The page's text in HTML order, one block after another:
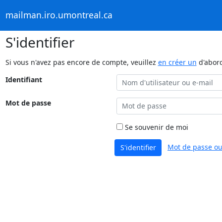
mailman.iro.umontreal.ca
S'identifier
Si vous n'avez pas encore de compte, veuillez en créer un
Identifiant
Mot de passe
Se souvenir de moi
S'identifier Mot de passe